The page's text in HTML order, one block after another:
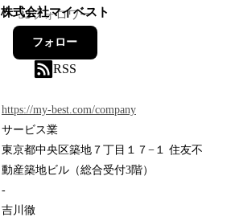
株式会社マイベスト
33フォロワー
フォロー
RSS
https://my-best.com/company
サービス業
東京都中央区築地７丁目１７−１ 住友不
動産築地ビル（総合受付3階）
-
吉川徹